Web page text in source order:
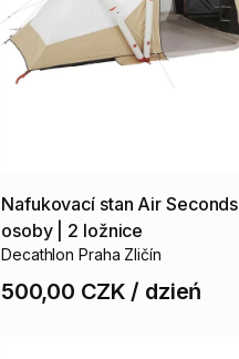
Nafukovací stan Air Seconds
osoby
2 ložnice
Decathlon Praha Zličín
500,00 CZK / dzień